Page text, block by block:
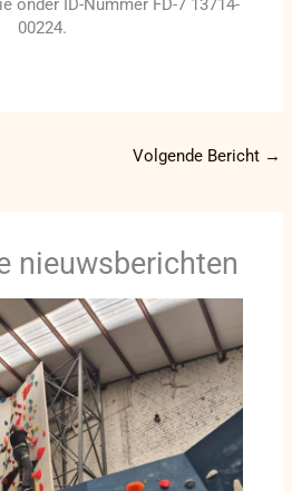
onder ID-Nummer FD-7 13714-
00224.
Volgende Bericht →
nieuwsberichten